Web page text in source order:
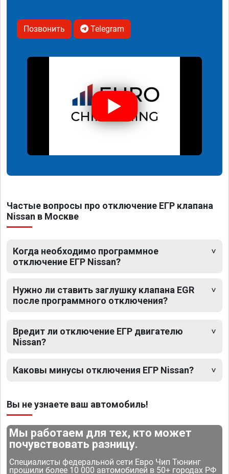
Позвонить Telegram
Частые вопросы про отключение ЕГР клапана
Nissan в Москве
Когда необходимо программное
отключение ЕГР Nissan?
Нужно ли ставить заглушку клапана EGR
после программного отключения?
Вредит ли отключение ЕГР двигателю
Nissan?
Каковы минусы отключения ЕГР Nissan?
Вы не узнаете ваш автомобиль!
Мы работаем для тех, кто может
почувствовать разницу.
Специалисты федеральной сети Евро Чип Тюнинг
прошили более 10 000 автомобилей в 50+ городах РФ